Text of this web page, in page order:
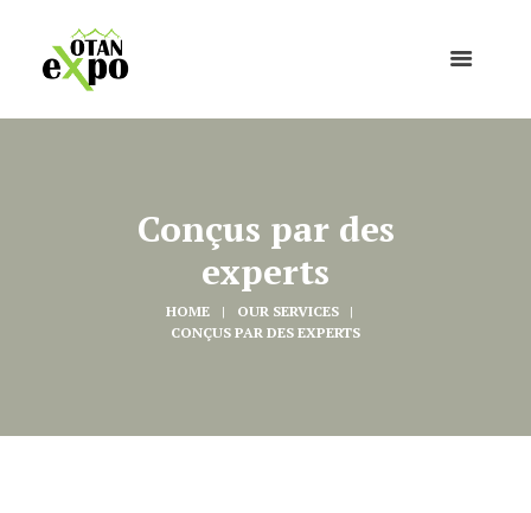
Conçus par des
experts
HOME
OUR SERVICES
CONÇUS PAR DES EXPERTS